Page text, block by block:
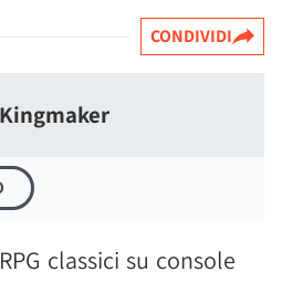
CONDIVIDI
classici su console